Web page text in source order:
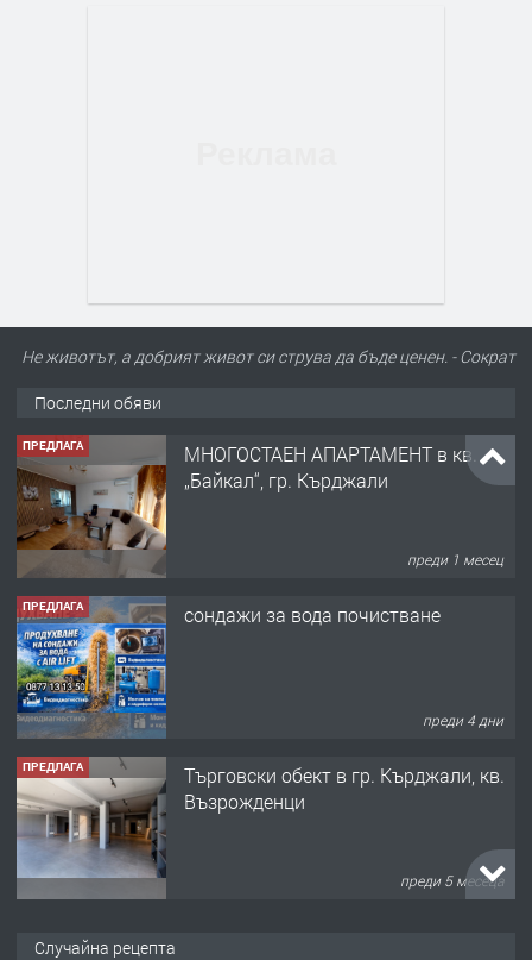
Не животът, а добрият живот си струва да бъде ценен. - Сократ
Последни обяви
ПРЕДЛАГА
МНОГОСТАЕН АПАРТАМЕНТ в кв.
„Байкал“, гр. Кърджали
преди 1 месец
ПРЕДЛАГА сондажи за вода почистване
преди 4 дни
ПРЕДЛАГА
Tърговски обект в гр. Кърджали, кв.
Възрожденци
преди 5 месеца
Случайна рецепта